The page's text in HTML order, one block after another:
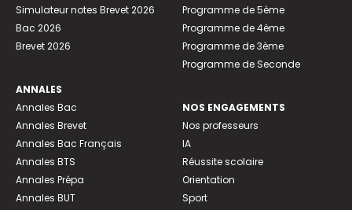
Simulateur notes Brevet 2026
Bac 2026
Brevet 2026
ANNALES
Annales Bac
Annales Brevet
Annales Bac Français
Annales BTS
Annales Prépa
Annales BUT
Programme de 5ème
Programme de 4ème
Programme de 3ème
Programme de Seconde
NOS ENGAGEMENTS
Nos professeurs
IA
Réussite scolaire
Orientation
Sport